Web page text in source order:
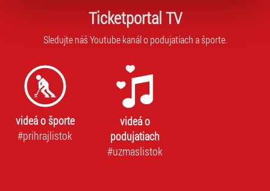
volbu můžete kdykoliv změnit v zápatí stránky v záložce
„Cookies a jejich nastavení“.
Ticketportal TV
Sledujte náš Youtube kanál o podujatiach a športe.
videá o športe
#prihrajlistok
videá o
podujatiach
#uzmaslistok